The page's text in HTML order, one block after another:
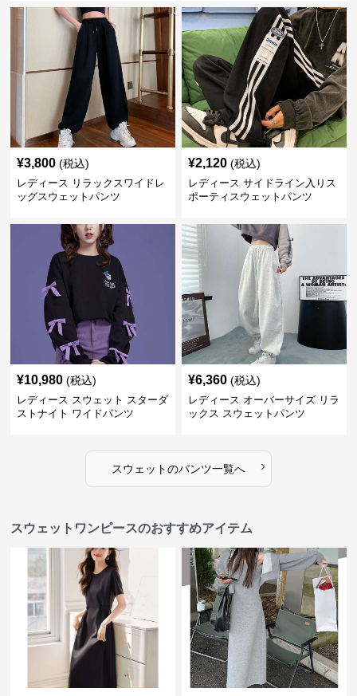
¥3,800 (税込)
レディース リラックスワイドレ
ッグスウェットパンツ
¥2,120 (税込)
レディース サイドライン入りス
ポーティスウェットパンツ
¥10,980 (税込)
レディース スウェット スターダ
ストナイト ワイドパンツ
¥6,360 (税込)
レディース オーバーサイズ リラ
ックス スウェットパンツ
スウェットのパンツ一覧へ ›
スウェットワンピースのおすすめアイテム